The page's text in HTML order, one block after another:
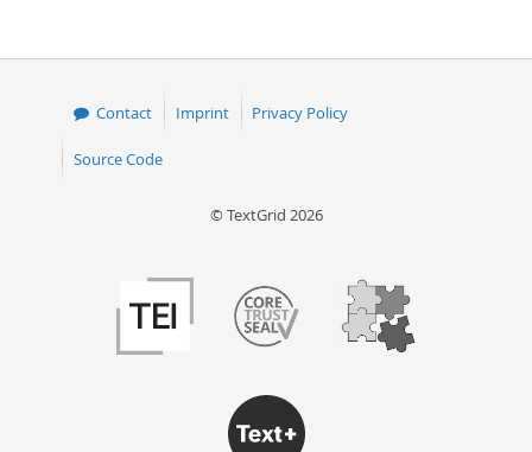
Contact Imprint Privacy Policy
Source Code
© TextGrid 2026